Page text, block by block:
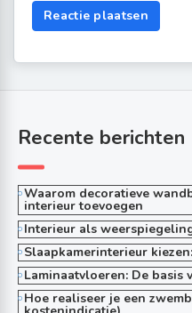
Recente berichten
Waarom decoratieve
interieur toevoegen
Interieur als
Slaapkamerinterieur
Laminaatvloeren: De
Hoe realiseer je een